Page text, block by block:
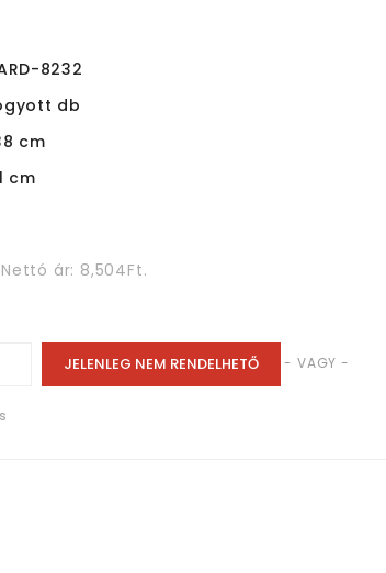
8232
db
cm
cm
Nettó ár: 8,504Ft.
JELENLEG NEM RENDELHETŐ
- VAGY -